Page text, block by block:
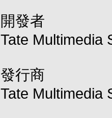
開發者
Tate Multimedia
發行商
Tate Multimedia